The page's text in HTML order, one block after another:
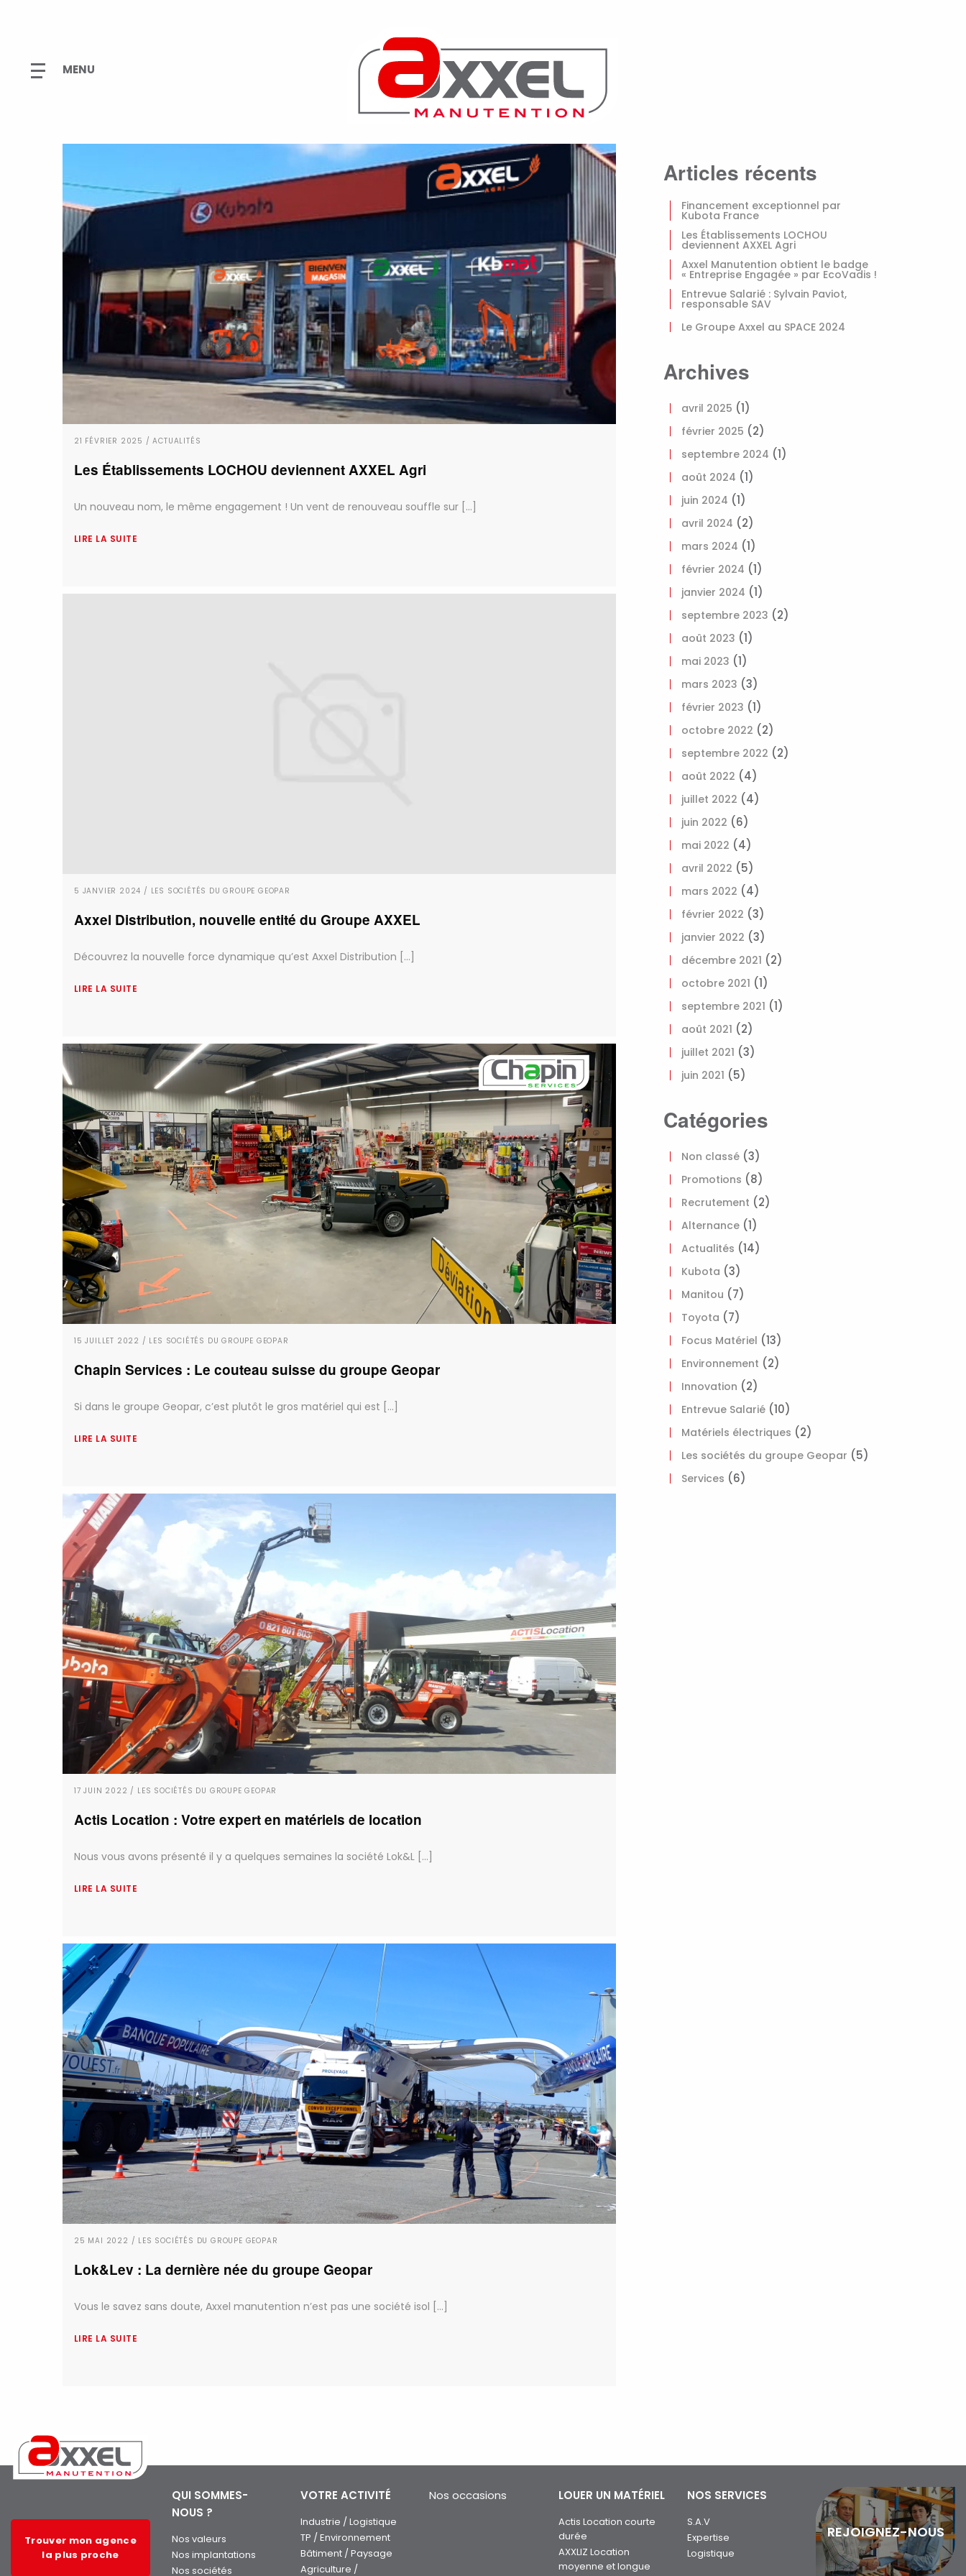
21 FÉVRIER 2025 / ACTUALITÉS
Les Établissements LOCHOU deviennent AXXEL Agri
Un nouveau nom, le même engagement ! Un vent de renouveau souffle sur [...]
LIRE LA SUITE
5 JANVIER 2024 / LES SOCIÉTÉS DU GROUPE GEOPAR
Axxel Distribution, nouvelle entité du Groupe AXXEL
Découvrez la nouvelle force dynamique qu’est Axxel Distribution [...]
LIRE LA SUITE
15 JUILLET 2022 / LES SOCIÉTÉS DU GROUPE GEOPAR
Chapin Services : Le couteau suisse du groupe Geopar
Si dans le groupe Geopar, c’est plutôt le gros matériel qui est [...]
LIRE LA SUITE
17 JUIN 2022 / LES SOCIÉTÉS DU GROUPE GEOPAR
Actis Location : Votre expert en matériels de location
Nous vous avons présenté il y a quelques semaines la société Lok&L [...]
LIRE LA SUITE
25 MAI 2022 / LES SOCIÉTÉS DU GROUPE GEOPAR
Lok&Lev : La dernière née du groupe Geopar
Vous le savez sans doute, Axxel manutention n’est pas une société isol [...]
LIRE LA SUITE
Articles récents
Financement exceptionnel par
Kubota France
Les Établissements LOCHOU
deviennent AXXEL Agri
Axxel Manutention obtient le badge
« Entreprise Engagée » par EcoVadis !
Entrevue Salarié : Sylvain Paviot,
responsable SAV
Le Groupe Axxel au SPACE 2024
Archives
avril 2025 (1)
février 2025 (2)
septembre 2024 (1)
août 2024 (1)
juin 2024 (1)
avril 2024 (2)
mars 2024 (1)
février 2024 (1)
janvier 2024 (1)
septembre 2023 (2)
août 2023 (1)
mai 2023 (1)
mars 2023 (3)
février 2023 (1)
octobre 2022 (2)
septembre 2022 (2)
août 2022 (4)
juillet 2022 (4)
juin 2022 (6)
mai 2022 (4)
avril 2022 (5)
mars 2022 (4)
février 2022 (3)
janvier 2022 (3)
décembre 2021 (2)
octobre 2021 (1)
septembre 2021 (1)
août 2021 (2)
juillet 2021 (3)
juin 2021 (5)
Catégories
Non classé (3)
Promotions (8)
Recrutement (2)
Alternance (1)
Actualités (14)
Kubota (3)
Manitou (7)
Toyota (7)
Focus Matériel (13)
Environnement (2)
Innovation (2)
Entrevue Salarié (10)
Matériels électriques (2)
Les sociétés du groupe Geopar (5)
Services (6)
Trouver mon agence
la plus proche
QUI SOMMES-
NOUS ?
Nos valeurs
Nos implantations
Nos sociétés
VOTRE ACTIVITÉ
Industrie / Logistique
TP / Environnement
Bâtiment / Paysage
Agriculture /
Nos occasions LOUER UN MATÉRIEL
Actis Location courte
durée
AXXLIZ Location
moyenne et longue
NOS SERVICES
S.A.V
Expertise
Logistique
REJOIGNEZ-NOUS